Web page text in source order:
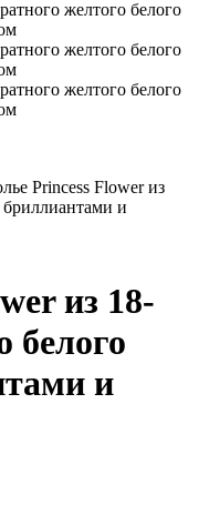
Princess Flower из
бриллиантами и
из 18-
белого
и